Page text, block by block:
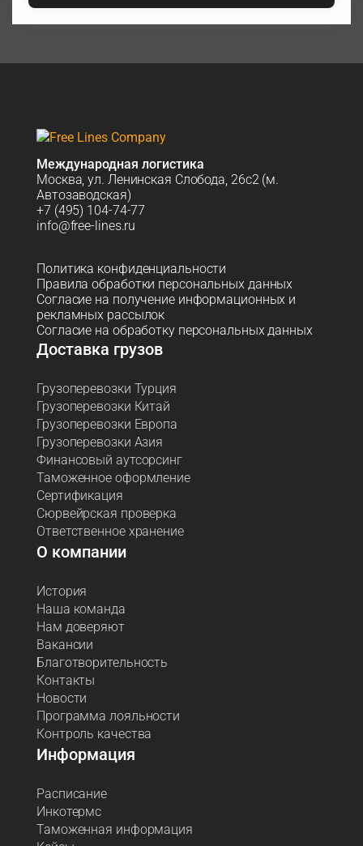
Международная логистика
Москва, ул. Ленинская Слобода, 26с2 (м.
Автозаводская)
+7 (495) 104-74-77
info@free-lines.ru
Политика конфиденциальности
Правила обработки персональных данных
Согласие на получение информационных и
рекламных рассылок
Согласие на обработку персональных данных
Доставка грузов
Грузоперевозки Турция
Грузоперевозки Китай
Грузоперевозки Европа
Грузоперевозки Азия
Финансовый аутсорсинг
Таможенное оформление
Сертификация
Сюрвейрская проверка
Ответственное хранение
О компании
История
Наша команда
Нам доверяют
Вакансии
Благотворительность
Контакты
Новости
Программа лояльности
Контроль качества
Информация
Расписание
Инкотермс
Таможенная информация